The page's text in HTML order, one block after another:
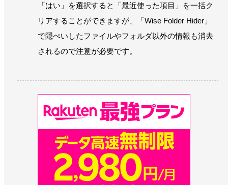
「はい」を選択すると「最近使った項目」を一括ク
リアすることができますが、「Wise Folder Hider」
で隠ぺいしたファイルやフォルダ以外の情報も消去
されるので注意が必要です。